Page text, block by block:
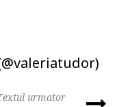
urmator